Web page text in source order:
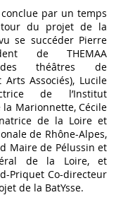
conclue par un temps
du projet de la
se succéder Pierre
de THEMAA
des théâtres de
Associés), Lucile
de l’Institut
Marionnette, Cécile
de la Loire et
de Rhône-Alpes,
Maire de Pélussin et
de la Loire, et
Priquet Co-directeur
de la BatYsse.